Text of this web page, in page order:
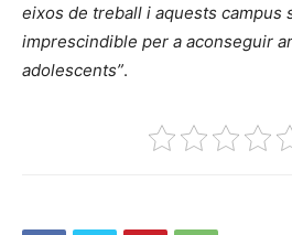
eixos de treball i aquests campus
imprescindible per a aconseguir
adolescents”.